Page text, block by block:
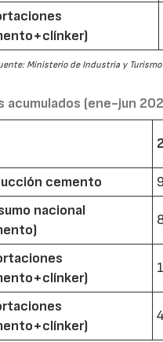
Ministerio de Industria y
acumulados (ene-jun
cemento
nacional